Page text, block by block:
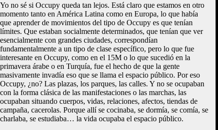
Yo no sé si Occupy queda tan lejos. Está claro que estamos en otro
momento tanto en América Latina como en Europa, lo que había
que aprender de movimientos del tipo de Occupy es que tenían
límites. Que estaban socialmente determinados, que tenían que ver
esencialmente con grandes ciudades, correspondían
fundamentalmente a un tipo de clase específico, pero lo que fue
interesante en Occupy, como en el 15M o lo que sucedió en la
primavera árabe o en Turquía, fue el hecho de que la gente
masivamente invadía eso que se llama el espacio público. Por eso
Occupy, ¿no? Las plazas, los parques, las calles. Y no se ocupaban
con la forma clásica de las manifestaciones o las marchas, las
ocupaban situando cuerpos, vidas, relaciones, afectos, tiendas de
campaña, cacerolas. Porque allí se cocinaba, se dormía, se comía, se
charlaba, se estudiaba… la vida ocupaba el espacio público.